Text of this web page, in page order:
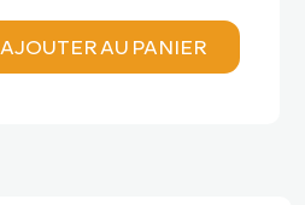
AJOUTER AU PANIER